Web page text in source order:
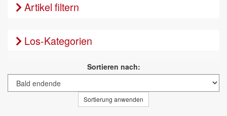
Artikel filtern
Los-Kategorien
Sortieren nach:
Sortierung anwenden